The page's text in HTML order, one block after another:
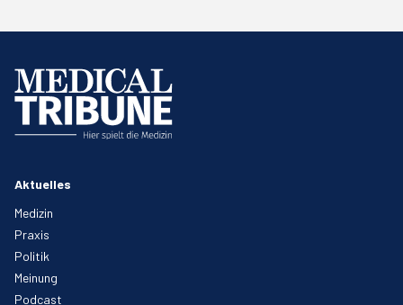
Aktuelles
Medizin
Praxis
Politik
Meinung
Podcast